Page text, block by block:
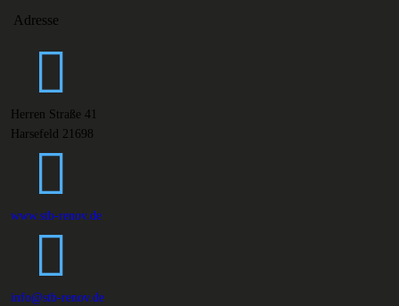
Adresse
Herren Straße 41
Harsefeld 21698
www.stb-renov.de
info@stb-renov.de